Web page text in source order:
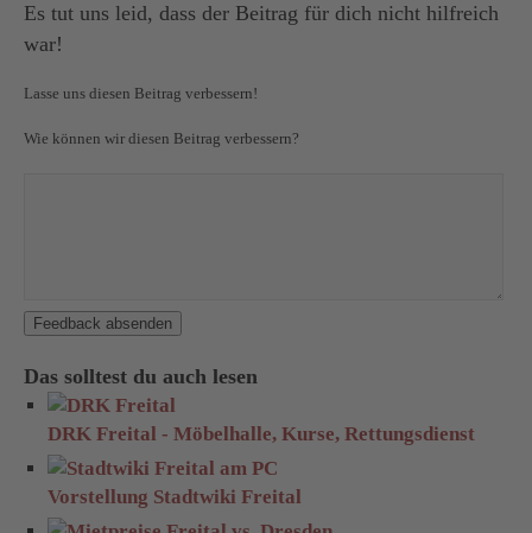
Es tut uns leid, dass der Beitrag für dich nicht hilfreich
war!
Lasse uns diesen Beitrag verbessern!
Wie können wir diesen Beitrag verbessern?
Feedback absenden
Das solltest du auch lesen
DRK Freital - Möbelhalle, Kurse, Rettungsdienst
Vorstellung Stadtwiki Freital